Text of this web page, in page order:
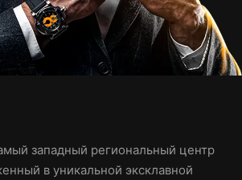
западный региональный центр
в уникальной эксклавной